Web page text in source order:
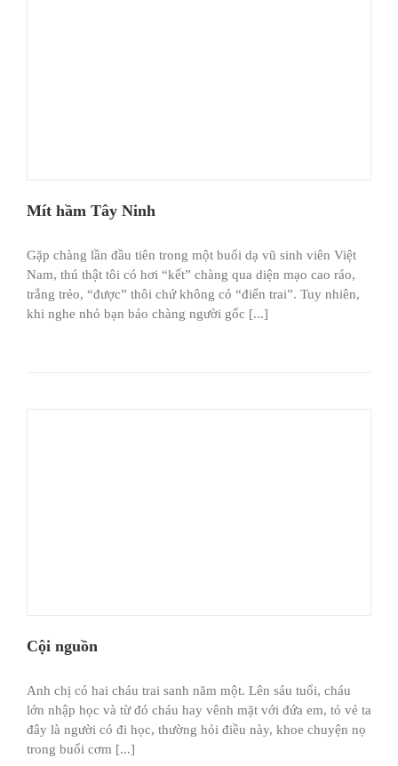
Mít hầm Tây Ninh
Gặp chàng lần đầu tiên trong một buổi dạ vũ sinh viên Việt
Nam, thú thật tôi có hơi “kết” chàng qua diện mạo cao ráo,
trắng trẻo, “được” thôi chứ không có “điển trai”. Tuy nhiên,
khi nghe nhỏ bạn bảo chàng người gốc [...]
Cội nguồn
Anh chị có hai cháu trai sanh năm một. Lên sáu tuổi, cháu
lớn nhập học và từ đó cháu hay vênh mặt với đứa em, tỏ vẻ ta
đây là người có đi học, thường hỏi điều này, khoe chuyện nọ
trong buổi cơm [...]